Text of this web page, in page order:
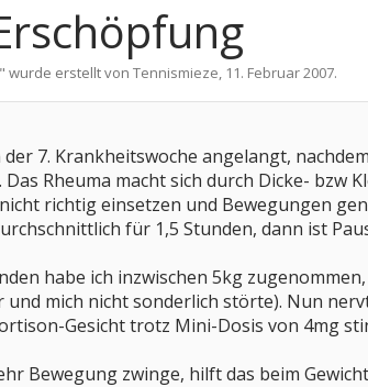
" wurde erstellt von Tennismieze, 11. Februar 2007.
7. Krankheitswoche angelangt,
Rheuma macht sich durch Dicke- bzw
richtig einsetzen und Bewegungen
für 1,5 Stunden, dann ist
habe ich inzwischen 5kg
mich nicht sonderlich störte). Nun
Gesicht trotz Mini-Dosis von 4mg
Bewegung zwinge, hilft das beim